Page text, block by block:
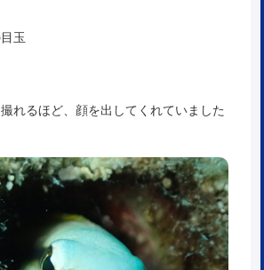
玉
れるほど、顔を出してくれていました